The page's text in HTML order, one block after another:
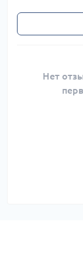
Нет